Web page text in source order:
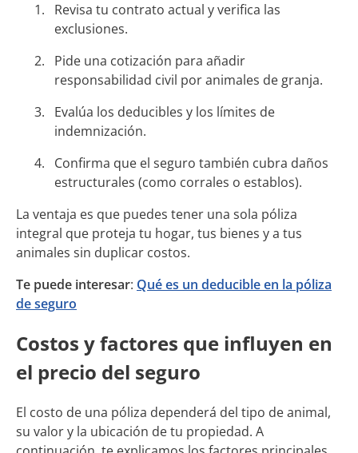
Revisa tu contrato actual y verifica las
exclusiones.
Pide una cotización para añadir
responsabilidad civil por animales de granja.
Evalúa los deducibles y los límites de
indemnización.
Confirma que el seguro también cubra daños
estructurales (como corrales o establos).
La ventaja es que puedes tener una sola póliza
integral que proteja tu hogar, tus bienes y a tus
animales sin duplicar costos.
Te puede interesar: Qué es un deducible en la póliza
de seguro
Costos y factores que influyen en
el precio del seguro
El costo de una póliza dependerá del tipo de animal,
su valor y la ubicación de tu propiedad. A